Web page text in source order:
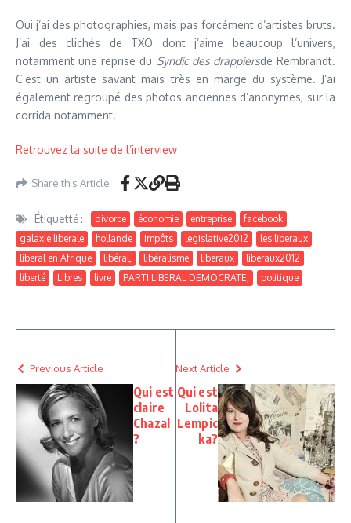
Oui j’ai des photographies, mais pas forcément d’artistes bruts.
J’ai des clichés de TXO dont j’aime beaucoup l’univers,
notamment une reprise du Syndic des drappiersde Rembrandt.
C’est un artiste savant mais très en marge du système. J’ai
également regroupé des photos anciennes d’anonymes, sur la
corrida notamment.
Retrouvez la suite de l’interview
Share this Article
Étiquetté : divorce économie entreprise
facebook
galaxie liberale
hollande Impôts legislative2012
les liberaux
liberal en Afrique
libéral, libéralisme liberaux
liberaux2012
liberté
Libres livre PARTI LIBERAL DEMOCRATE, politique
Previous Article
Qui est
claire
Chazal
?
Next Article
Qui est
Lolita
Lempic
ka?